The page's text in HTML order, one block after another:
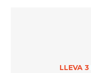
LLEVA 3